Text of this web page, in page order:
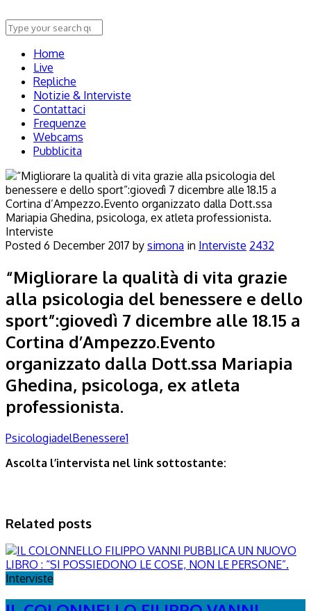
Home
Live
Repliche
Notizie & Interviste
Contattaci
Frequenze
Webcams
Pubblicita
Interviste
Posted 6 December 2017 by simona in Interviste 2432
“Migliorare la qualità di vita grazie
alla psicologia del benessere e dello
sport”:giovedì 7 dicembre alle 18.15 a
Cortina d’Ampezzo.Evento
organizzato dalla Dott.ssa Mariapia
Ghedina, psicologa, ex atleta
professionista.
PsicologiadelBenessere1
Ascolta l’intervista nel link sottostante:
Related posts
Interviste